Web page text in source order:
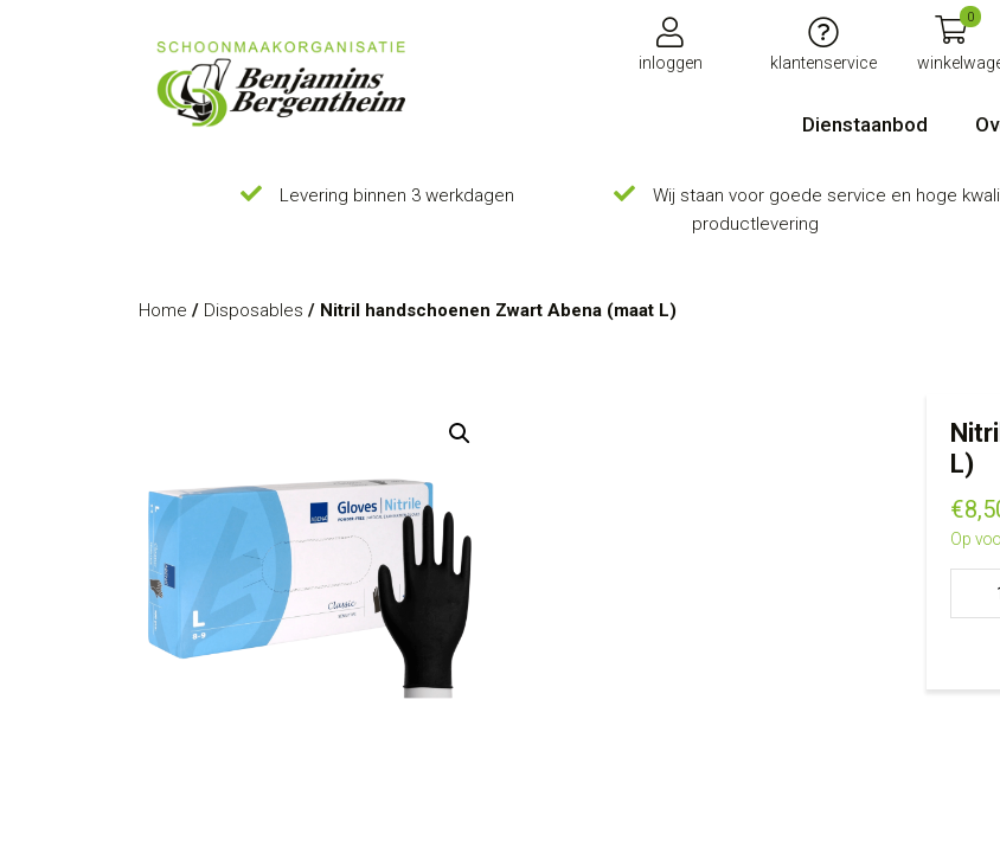
inloggen klantenservice
0
Dienstaanbod
Levering binnen 3 werkdagen Wij staan voor goede service en hoge
productlevering
Home / Disposables / Nitril handschoenen Zwart Abena (maat L)
L)
€
Op